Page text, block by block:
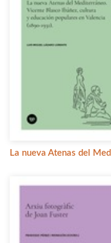
La nueva Atenas del